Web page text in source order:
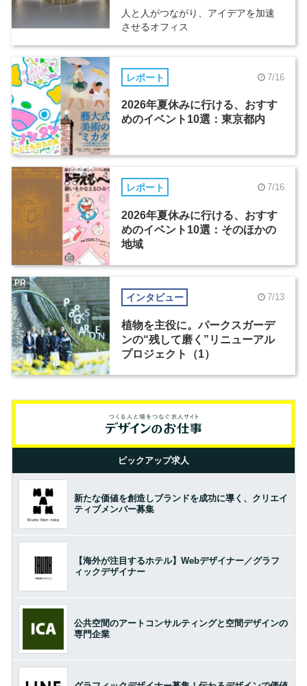
人と人がつながり、アイデアを加速
させるオフィス
レポート 7/16
2026年夏休みに行ける、おすす
めのイベント10選：東京都内
レポート 7/16
2026年夏休みに行ける、おすす
めのイベント10選：そのほかの
地域
インタビュー 7/13
植物を主役に。パークスガーデ
ンの“残して磨く”リニューアル
プロジェクト（1）
PR
ピックアップ求人
新たな価値を創造しブランドを成功に導く、クリエイ
ティブメンバー募集
【海外が注目するホテル】Webデザイナー／グラフ
ィックデザイナー
公共空間のアートコンサルティングと空間デザインの
専門企業